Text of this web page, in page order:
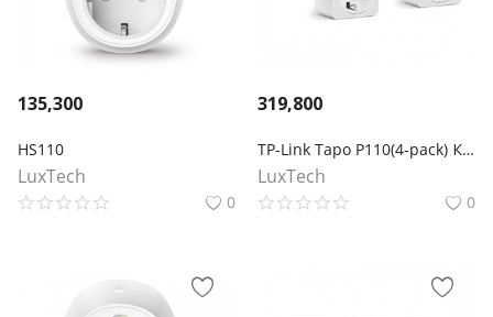
135,300
HS110
LuxTech
0
319,800
TP-Link Tapo P110(4-pack) Компактная умная розетка
LuxTech
0